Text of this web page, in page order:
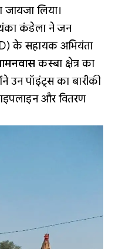
जायजा लिया।
कंडेला ने जन
के सहायक अभियंता
कस्बा क्षेत्र का
उन पॉइंट्स का बारीकी
और वितरण